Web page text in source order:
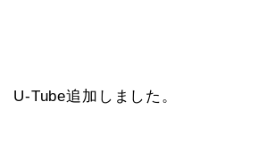
U-Tube追加しました。